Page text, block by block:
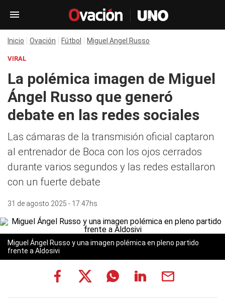
Inicio Ovación Fútbol Miguel Angel Russo
VIRAL
La polémica imagen de Miguel
Ángel Russo que generó
debate en las redes sociales
Las cámaras de la transmisión oficial captaron
al entrenador de Boca con los ojos cerrados
durante varios segundos y las redes estallaron
con un fuerte debate
31 de agosto 2025 - 17:47hs
Miguel Ángel Russo y una imagen polémica en pleno partido
frente a Aldosivi